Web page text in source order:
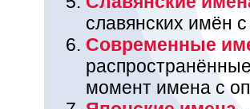
славянских имён
Современные
момент имена с